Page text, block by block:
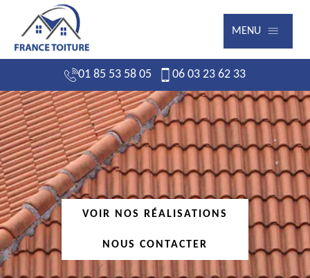
MENU
01 85 53 58 05 06 03 23 62 33
VOIR NOS RÉALISATIONS
NOUS CONTACTER